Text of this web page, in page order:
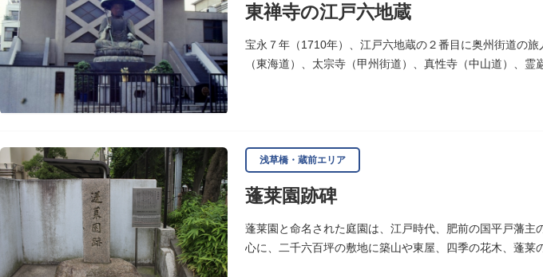
東禅寺の江戸六地蔵
宝永７年（1710年）、江戸六地蔵の２番目に奥州街道の
（東海道）、太宗寺（甲州街道）、真性寺（中山道）、
浅草橋・蔵前エリア
蓬莱園跡碑
蓬莱園と命名された庭園は、江戸時代、肥前の国平戸藩
心に、二千六百坪の敷地に築山や東屋、四季の花木、蓬莱